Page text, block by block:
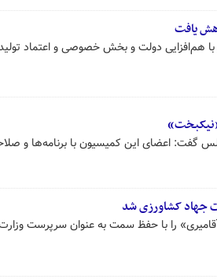
یافت
با هم‌افزایی دولت و بخش خصوصی و اعتماد
گفت: اعضای این کمیسیون با برنامه‌ها و
جهاد کشاورزی شد
را با حفظ سمت به عنوان سرپرست